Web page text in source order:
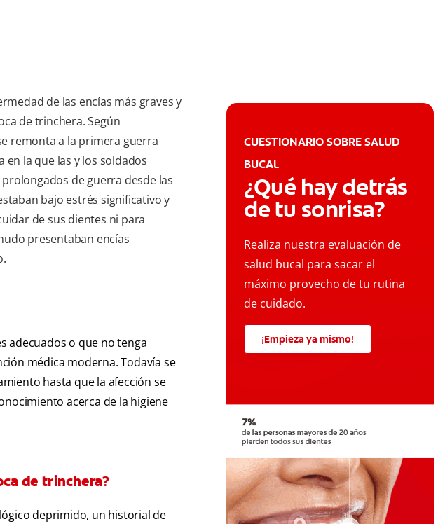
de las encías más graves y
de trinchera. Según
remonta a la primera guerra
la que las y los soldados
de guerra desde las
bajo estrés significativo y
de sus dientes ni para
presentaban encías
adecuados o que no tenga
médica moderna. Todavía se
hasta que la afección se
acerca de la higiene
de trinchera?
deprimido, un historial de
CUESTIONARIO SOBRE SALUD
BUCAL
¿Qué hay detrás
de tu sonrisa?
Realiza nuestra evaluación de
salud bucal para sacar el
máximo provecho de tu rutina
de cuidado.
¡Empieza ya mismo!